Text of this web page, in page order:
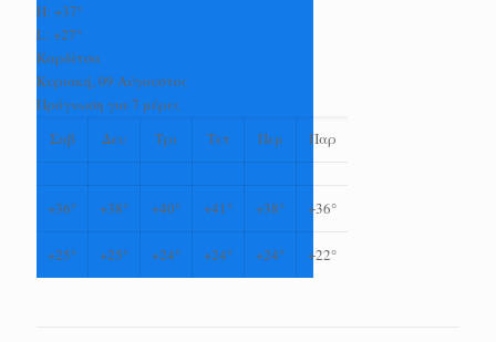
H: +37°
L: +27°
Καρδίτσα
Κυριακή, 09 Αύγουστος
Πρόγνωση για 7 μέρες
Σαβ
Δευ Τρι Τετ Πεμ Παρ
+36° +38° +40° +41° +38° +36°
+25° +25° +24° +24° +24° +22°